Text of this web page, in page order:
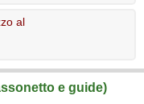
al
e guide)